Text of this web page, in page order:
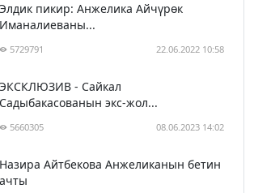
Элдик пикир: Анжелика Айчүрөк
Иманалиеваны...
5729791 22.06.2022 10:58
ЭКСКЛЮЗИВ - Сайкал
Садыбакасованын экс-жол...
5660305 08.06.2023 14:02
Назира Айтбекова Анжеликанын бетин
ачты